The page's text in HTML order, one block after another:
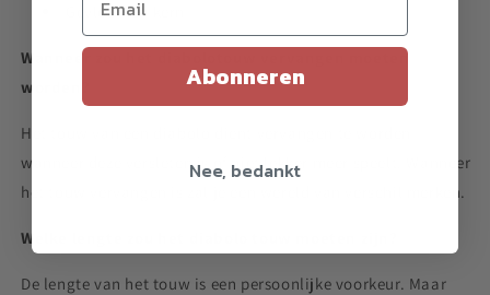
Gevlochten kern
Wanneer zou het diabolotouw vervangen moeten
worden?
Het touw van een diabolo dient vervangen te worden
wanneer deze versleten is of niet lekker meer speelt. Wanneer
het touw vervangen is zal je een wereld van verschil merken.
Welke lengte zou het diabolo touw moeten zijn?
De lengte van het touw is een persoonlijke voorkeur. Maar
Abonneren
Nee, bedankt